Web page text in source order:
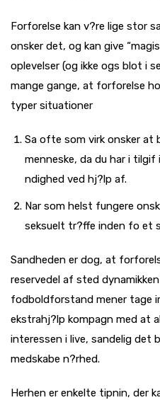
Forforelse kan v?re lige stor
onsker det, og kan give
oplevelser (og ikke ogs blot i
mange gange, at forforelse
typer situationer
Sa ofte som virk onsker at
menneske, da du har i
ndighed ved hj?lp af.
Nar som helst fungere
seksuelt tr?ffe inden fo et
Sandheden er dog, at
reservedel af sted
fodboldforstand mener tage
ekstrahj?lp kompagn med at
interessen i live, sandelig det
medskabe n?rhed.
Herhen er enkelte tipnin, der